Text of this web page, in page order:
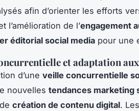
afin d’orienter les efforts
l’amélioration de l’engagement
éditorial social media pour une
et adaptation
d’une veille concurrentielle
nouvelles tendances marketing
création de contenu digital.